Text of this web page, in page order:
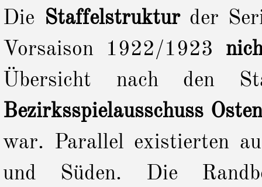
Die Staffelstrukturder
Vorsaison 1922/1923
Übersicht nach den
Bezirksspielausschuss
war. Parallel existierten
und Süden. Die